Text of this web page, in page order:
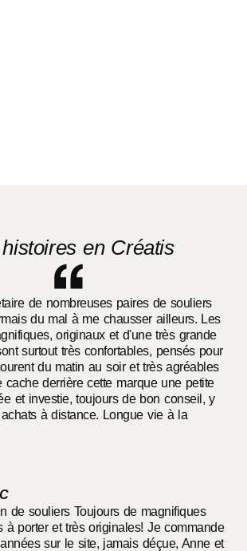
en Créatis
de nombreuses paires de souliers
du mal à me chausser ailleurs. Les
originaux et d'une très grande
surtout très confortables, pensés pour
du matin au soir et très agréables
cache derrière cette marque une petite
et investie, toujours de bon conseil, y
à distance. Longue vie à la
de souliers Toujours de magnifiques
à porter et très originales! Je commande
sur le site, jamais déçue, Anne et